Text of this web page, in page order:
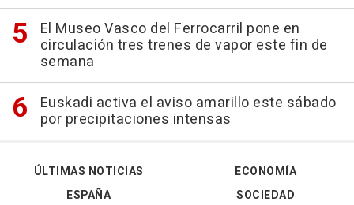
El Museo Vasco del Ferrocarril pone en
circulación tres trenes de vapor este fin de
semana
Euskadi activa el aviso amarillo este sábado
por precipitaciones intensas
ÚLTIMAS NOTICIAS
ESPAÑA
ECONOMÍA
SOCIEDAD